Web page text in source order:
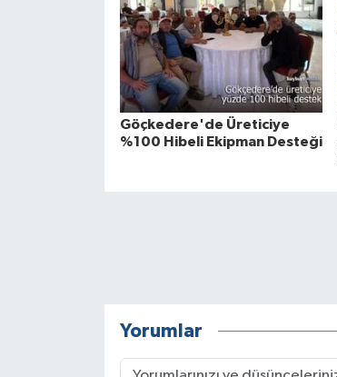
Göçkedere'de Üreticiye
%100 Hibeli Ekipman Desteği
Yorumlar